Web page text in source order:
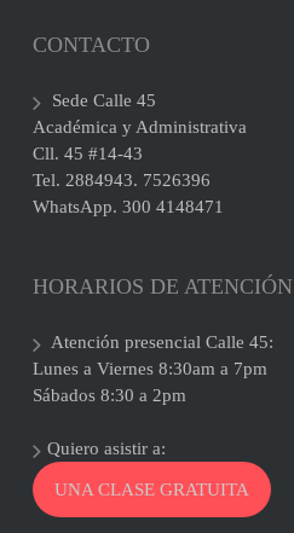
CONTACTO
Sede Calle 45
Académica y Administrativa
Cll. 45 #14-43
Tel. 2884943. 7526396
WhatsApp. 300 4148471
HORARIOS DE ATENCIÓN
Atención presencial Calle 45:
Lunes a Viernes 8:30am a 7pm
Sábados 8:30 a 2pm
Quiero asistir a:
UNA CLASE GRATUITA